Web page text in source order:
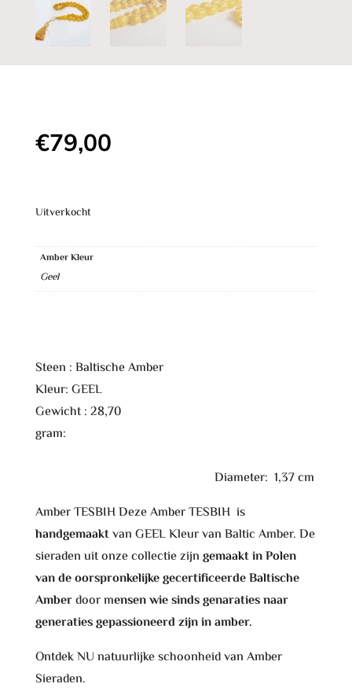
€79,00
Uitverkocht
Amber Kleur
Geel
Steen : Baltische Amber
Kleur: GEEL
Gewicht : 28,70
gram:
Diameter: 1,37 cm
Amber TESBIH Deze Amber TESBIH is
handgemaaktvan GEEL Kleur van Baltic Amber. De
sieraden uit onze collectie zijn gemaakt in Polen
van de oorspronkelijke gecertificeerde Baltische
Amberdoor mensen wie sinds genaraties naar
generaties gepassioneerd zijn in amber.
Ontdek NU natuurlijke schoonheid van Amber
Sieraden.